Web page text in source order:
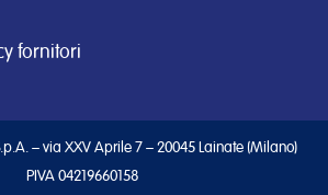
fornitori
– via XXV Aprile 7 – 20045 Lainate (Milano)
PIVA 04219660158